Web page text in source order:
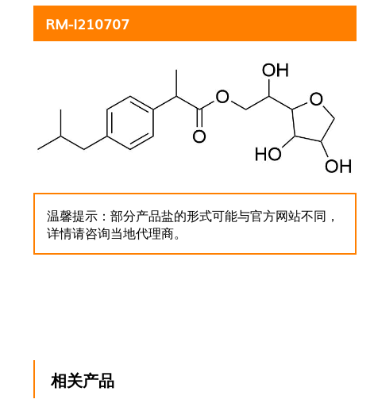
RM-I210707
温馨提示：部分产品盐的形式可能与官方网站不同，
详情请咨询当地代理商。
相关产品